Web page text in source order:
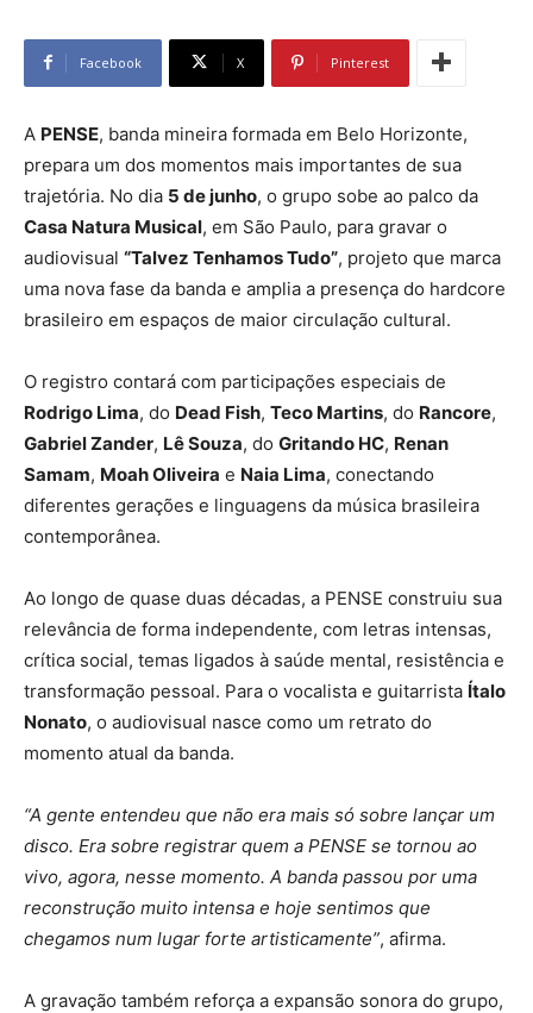
Facebook X Pinterest
A PENSE, banda mineira formada em Belo Horizonte,
prepara um dos momentos mais importantes de sua
trajetória. No dia 5 de junho, o grupo sobe ao palco da
Casa Natura Musical, em São Paulo, para gravar o
audiovisual “Talvez Tenhamos Tudo”, projeto que marca
uma nova fase da banda e amplia a presença do hardcore
brasileiro em espaços de maior circulação cultural.
O registro contará com participações especiais de
Rodrigo Lima, do Dead Fish, Teco Martins, do Rancore,
Gabriel Zander, Lê Souza, do Gritando HC, Renan
Samam, Moah Oliveira e Naia Lima, conectando
diferentes gerações e linguagens da música brasileira
contemporânea.
Ao longo de quase duas décadas, a PENSE construiu sua
relevância de forma independente, com letras intensas,
crítica social, temas ligados à saúde mental, resistência e
transformação pessoal. Para o vocalista e guitarrista Ítalo
Nonato, o audiovisual nasce como um retrato do
momento atual da banda.
“A gente entendeu que não era mais só sobre lançar um
disco. Era sobre registrar quem a PENSE se tornou ao
vivo, agora, nesse momento. A banda passou por uma
reconstrução muito intensa e hoje sentimos que
chegamos num lugar forte artisticamente”, afirma.
A gravação também reforça a expansão sonora do grupo,